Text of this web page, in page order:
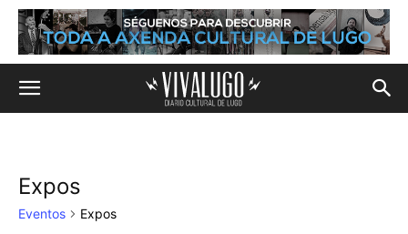
Expos
Eventos Expos